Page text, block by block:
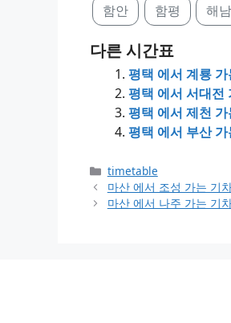
함안 함평 해남
다른 시간표
평택 에서 계룡
평택 에서 서대전
평택 에서 제천
평택 에서 부산
Categories
timetable
마산 에서 조성 가는 기
마산 에서 나주 가는 기